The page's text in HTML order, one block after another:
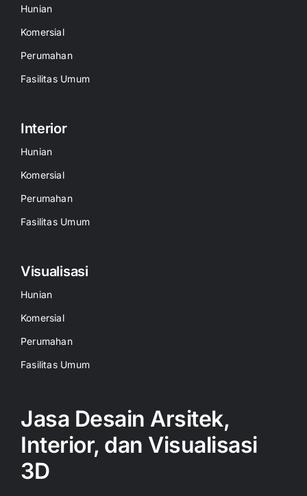
Hunian
Komersial
Perumahan
Fasilitas Umum
Interior
Hunian
Komersial
Perumahan
Fasilitas Umum
Visualisasi
Hunian
Komersial
Perumahan
Fasilitas Umum
Jasa Desain Arsitek,
Interior, dan Visualisasi
3D